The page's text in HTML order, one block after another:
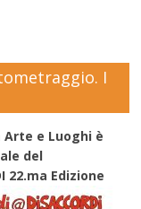
I
e Luoghi è
del
22.ma Edizione